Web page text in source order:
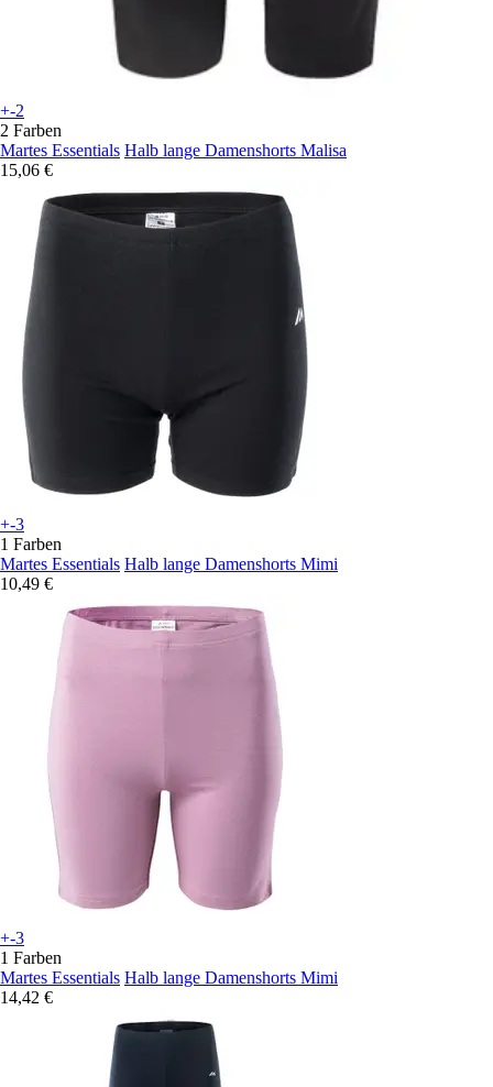
+-2
2 Farben
Martes Essentials Halb lange Damenshorts Malisa
15,06 €
+-3
1 Farben
Martes Essentials Halb lange Damenshorts Mimi
10,49 €
+-3
1 Farben
Martes Essentials Halb lange Damenshorts Mimi
14,42 €